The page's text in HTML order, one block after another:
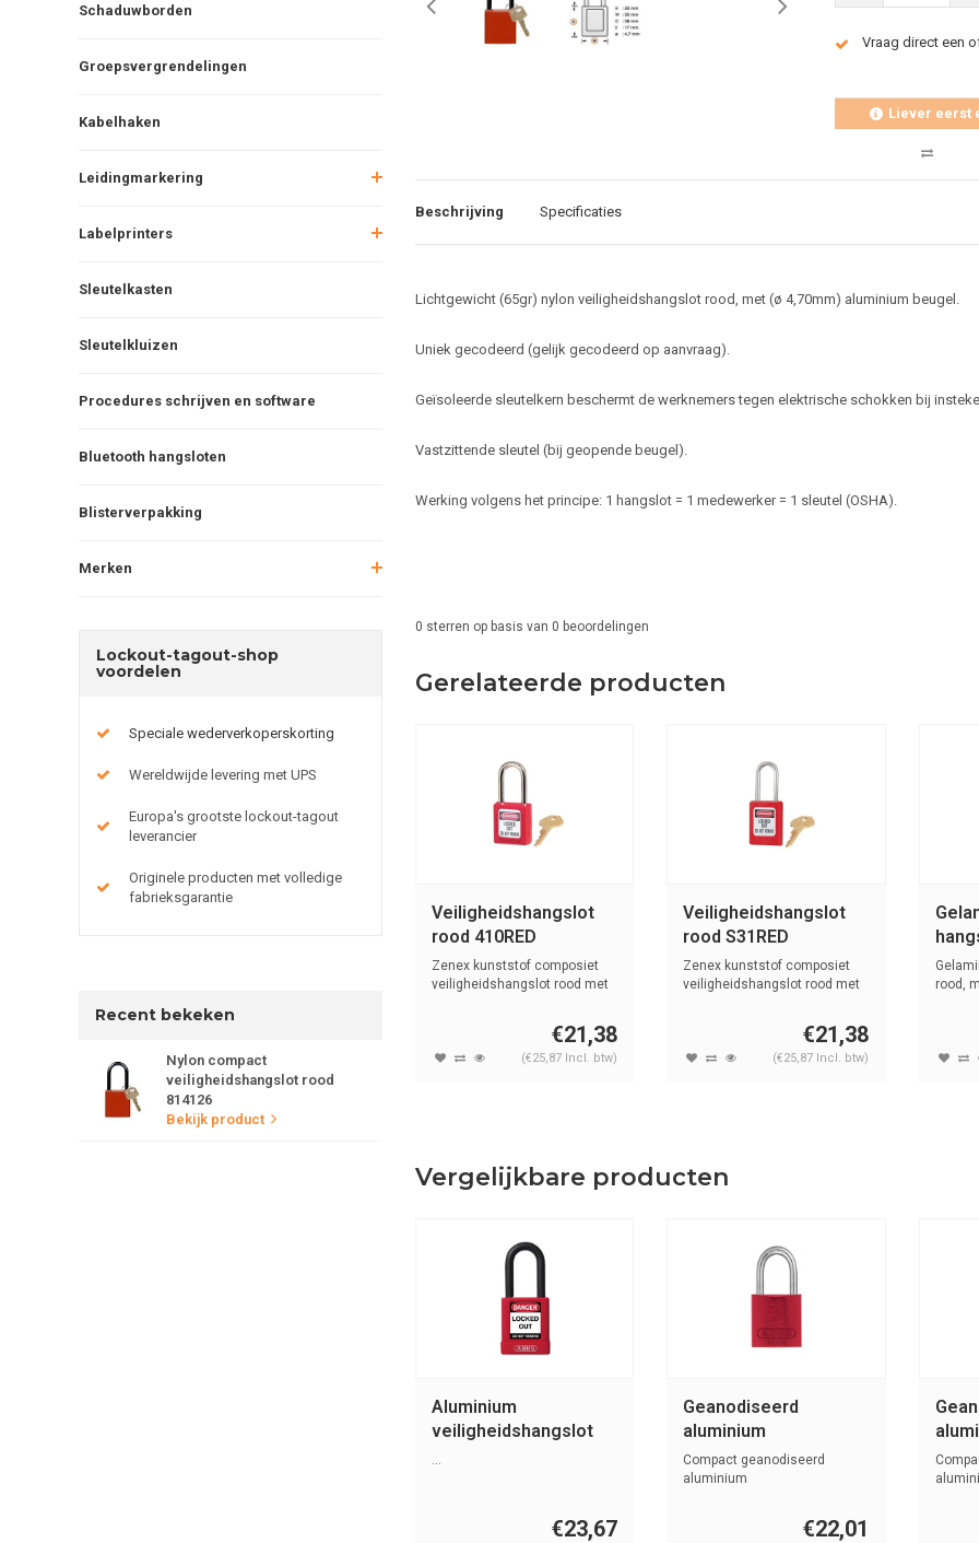
Schaduwborden
Groepsvergrendelingen
Kabelhaken
Leidingmarkering
Labelprinters
Sleutelkasten
Sleutelkluizen
Procedures schrijven en software
Bluetooth hangsloten
Blisterverpakking
Merken
Lockout-tagout-shop
voordelen
Speciale wederverkoperskorting
Wereldwijde levering met UPS
Europa's grootste lockout-tagout
leverancier
Originele producten met volledige
fabrieksgarantie
Recent bekeken
Nylon compact
veiligheidshangslot rood
814126
Bekijk product
Vraag direct een
Liever eerst
Beschrijving Specificaties
Lichtgewicht (65gr) nylon veiligheidshangslot rood, met (ø 4,70mm) aluminium beugel.
Uniek gecodeerd (gelijk gecodeerd op aanvraag).
Geïsoleerde sleutelkern beschermt de werknemers tegen elektrische schokken bij
Vastzittende sleutel (bij geopende beugel).
Werking volgens het principe: 1 hangslot = 1 medewerker = 1 sleutel (OSHA).
0 sterren op basis van 0 beoordelingen
Gerelateerde producten
Veiligheidshangslot
rood 410RED
Zenex kunststof composiet
veiligheidshangslot rood met
€21,38
(€25,87 Incl. btw)
Veiligheidshangslot
rood S31RED
Zenex kunststof composiet
veiligheidshangslot rood met
€21,38
(€25,87 Incl. btw)
rood,
Vergelijkbare producten
Aluminium
veiligheidshangslot
€23,67
Geanodiseerd
aluminium
veiligheidshangslot
rood 72IB/30 ROT
Compact geanodiseerd
aluminium
€22,01
rood